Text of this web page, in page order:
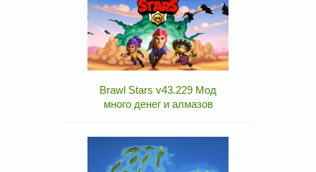
Brawl Stars v43.229 Мод
много денег и алмазов